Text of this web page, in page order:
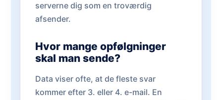
serverne dig som en troværdig
afsender.
Hvor mange opfølgninger
skal man sende?
Data viser ofte, at de fleste svar
kommer efter 3. eller 4. e-mail. En